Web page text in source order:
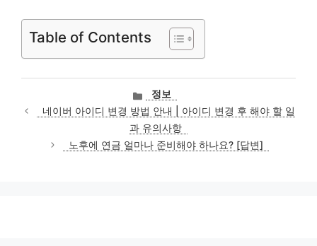
Table of Contents
카
테
고
리
정보
네이버 아이디 변경 방법 안내 | 아이디 변경 후 해야 할 일
과 유의사항
노후에 연금 얼마나 준비해야 하나요? [답변]